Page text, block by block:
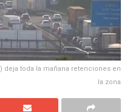
deja toda la mañana retenciones en
la zona